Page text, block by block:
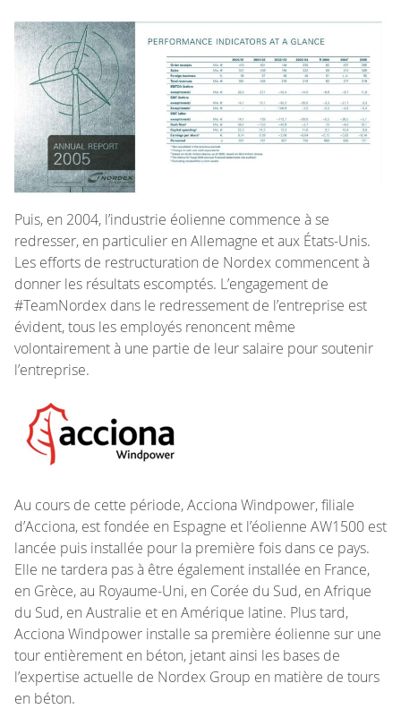
Puis, en 2004, l’industrie éolienne commence à se
redresser, en particulier en Allemagne et aux États-Unis.
Les efforts de restructuration de Nordex commencent à
donner les résultats escomptés. L’engagement de
#TeamNordex dans le redressement de l’entreprise est
évident, tous les employés renoncent même
volontairement à une partie de leur salaire pour soutenir
l’entreprise.
Au cours de cette période, Acciona Windpower, filiale
d’Acciona, est fondée en Espagne et l’éolienne AW1500 est
lancée puis installée pour la première fois dans ce pays.
Elle ne tardera pas à être également installée en France,
en Grèce, au Royaume-Uni, en Corée du Sud, en Afrique
du Sud, en Australie et en Amérique latine. Plus tard,
Acciona Windpower installe sa première éolienne sur une
tour entièrement en béton, jetant ainsi les bases de
l’expertise actuelle de Nordex Group en matière de tours
en béton.